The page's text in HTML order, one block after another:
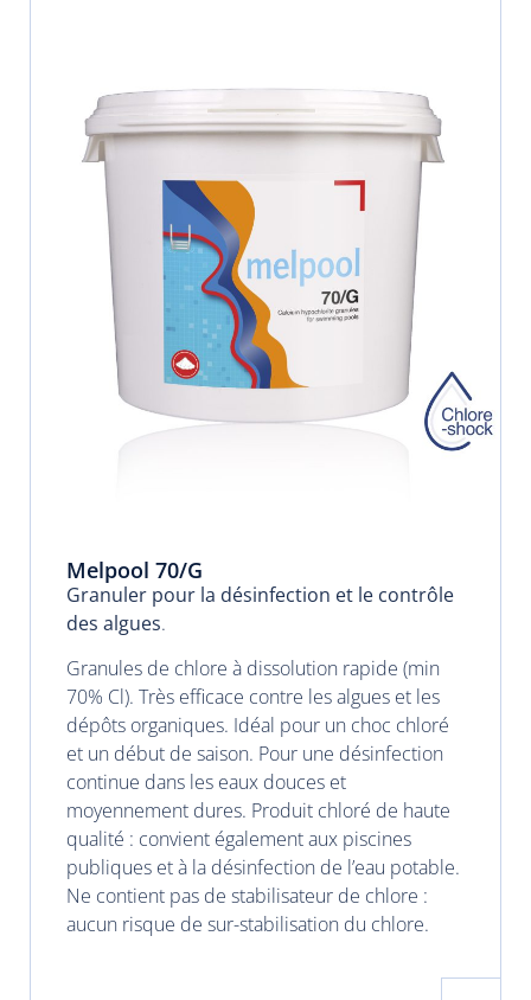
Melpool 70/G
Granuler pour la désinfection et le contrôle
des algues.
Granules de chlore à dissolution rapide (min
70% Cl). Très efficace contre les algues et les
dépôts organiques. Idéal pour un choc chloré
et un début de saison. Pour une désinfection
continue dans les eaux douces et
moyennement dures. Produit chloré de haute
qualité : convient également aux piscines
publiques et à la désinfection de l’eau potable.
Ne contient pas de stabilisateur de chlore :
aucun risque de sur-stabilisation du chlore.